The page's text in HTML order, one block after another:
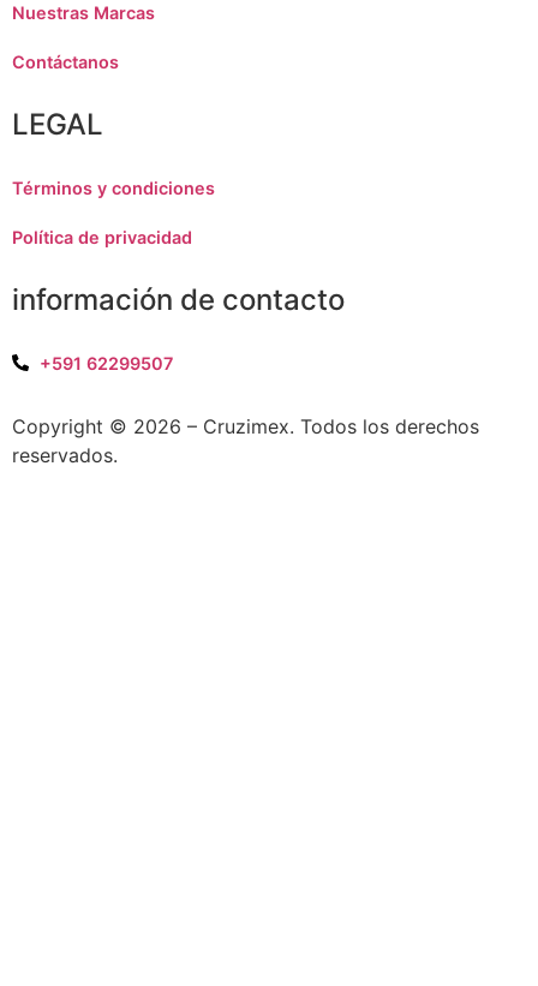
Nuestras Marcas
Contáctanos
LEGAL
Términos y condiciones
Política de privacidad
información de contacto
+591 62299507
Copyright © 2026 – Cruzimex. Todos los derechos
reservados.